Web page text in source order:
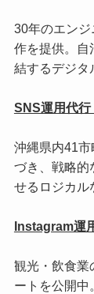
30年のエンジ
作を提供。自
結するデジタ
SNS運用代行
沖縄県内41
づき、戦略的
せるロジカル
Instagram運
観光・飲食業
ートを公開中